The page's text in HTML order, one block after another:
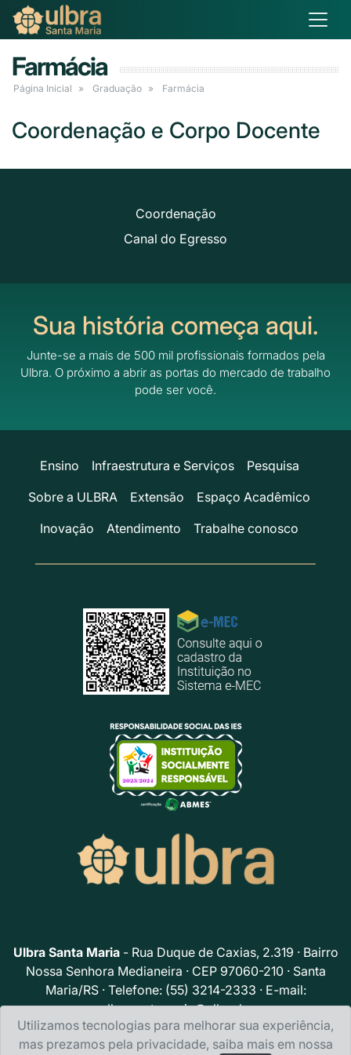
Farmácia
Página Inicial Graduação Farmácia
Coordenação e Corpo Docente
Coordenação
Canal do Egresso
Sua história começa aqui.
Junte-se a mais de 500 mil profissionais formados pela
Ulbra. O próximo a abrir as portas do mercado de trabalho
pode ser você.
Ensino Infraestrutura e Serviços
Pesquisa
Sobre a ULBRA
Extensão
Espaço Acadêmico
Inovação
Atendimento Trabalhe conosco
Ulbra Santa Maria- Rua Duque de Caxias, 2.319 · Bairro
Nossa Senhora Medianeira · CEP 97060-210 · Santa
Maria/RS · Telefone: (55) 3214-2333 · E-mail:
ulbrasantamaria@ulbra.br
Política de privacidade
Utilizamos tecnologias para melhorar sua experiência,
mas prezamos pela privacidade, saiba mais em nossa